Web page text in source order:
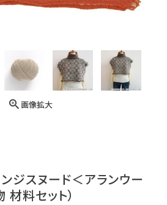
画像拡大
ンジスヌード＜アランウー
料セット）